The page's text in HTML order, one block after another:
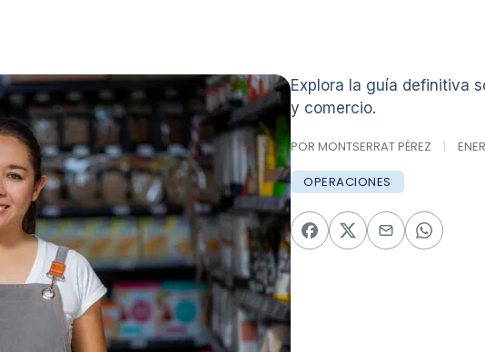
Explora la guía definitiva
y comercio.
POR MONTSERRAT PÉREZ |
OPERACIONES